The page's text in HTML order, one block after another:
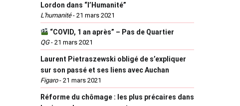
Lordon dans “l’Humanité”
L'humanité- 21 mars 2021
“COVID, 1 an après” – Pas de Quartier
QG- 21 mars 2021
Laurent Pietraszewski obligé de s’expliquer
sur son passé et ses liens avec Auchan
Figaro- 21 mars 2021
Réforme du chômage : les plus précaires dans